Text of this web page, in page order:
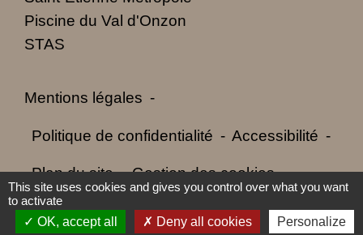
Piscine du Val d'Onzon
STAS
Mentions légales -
Politique de confidentialité - Accessibilité -
Plan du site - Gestion des cookies
Site créé en partenariat avec Réseau des Communes
This site uses cookies and gives you control over what you want
to activate
OK, accept all
Deny all cookies Personalize